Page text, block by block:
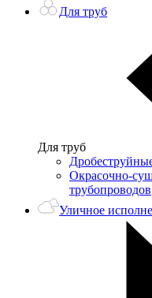
Для труб
Для труб
Окрасочно-
трубопроводов
Уличное